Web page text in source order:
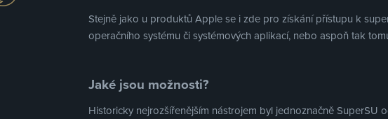
Stejně jako u produktů Apple se i zde pro získání přístupu k
operačního systému či systémových aplikací, nebo aspoň tak
Jaké jsou možnosti?
Historicky nejrozšířenějším nástrojem byl jednoznačně SuperSU